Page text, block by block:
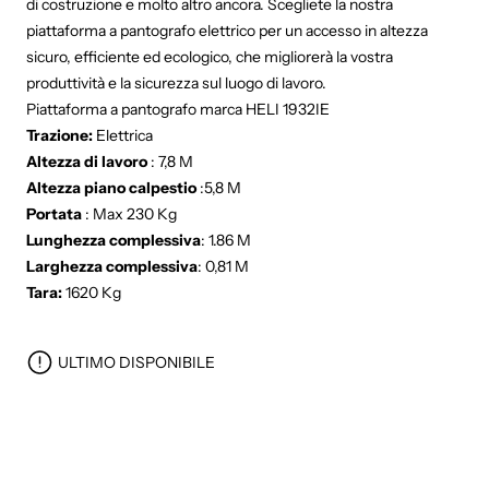
di costruzione e molto altro ancora. Scegliete la nostra
piattaforma a pantografo elettrico per un accesso in altezza
sicuro, efficiente ed ecologico, che migliorerà la vostra
produttività e la sicurezza sul luogo di lavoro.
Piattaforma a pantografo marca HELI 1932IE
Trazione: Elettrica
Altezza di lavoro: 7,8 M
Altezza piano calpestio:5,8 M
Portata : Max 230 Kg
Lunghezza complessiva: 1.86 M
Larghezza complessiva: 0,81 M
Tara:1620 Kg
ULTIMO DISPONIBILE